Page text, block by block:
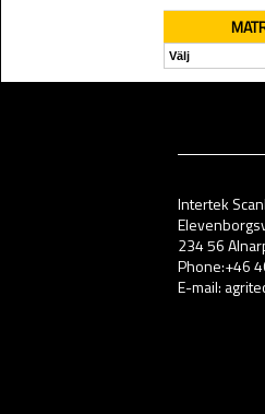
Intertek
234 56
Phone:+46
E-mail: